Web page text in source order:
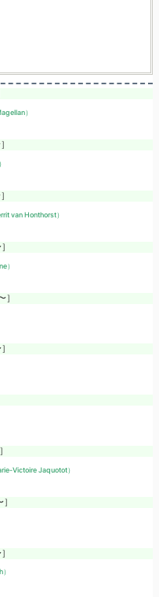
）
van Honthorst）
）
Victoire Jaquotot）